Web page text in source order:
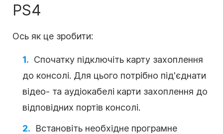
PS4
Ось як це зробити:
Спочатку підключіть карту захоплення
до консолі. Для цього потрібно під'єднати
відео- та аудіокабелі карти захоплення до
відповідних портів консолі.
Встановіть необхідне програмне